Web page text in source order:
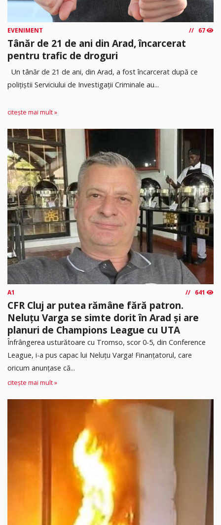
EVENIMENT 67
Tânăr de 21 de ani din Arad, încarcerat
pentru trafic de droguri
Un tânăr de 21 de ani, din Arad, a fost încarcerat după ce
polițiștii Serviciului de Investigații Criminale au...
citește mai mult »
A1 641
CFR Cluj ar putea rămâne fără patron.
Neluțu Varga se simte dorit în Arad și are
planuri de Champions League cu UTA
Înfrângerea usturătoare cu Tromso, scor 0-5, din Conference
League, i-a pus capac lui Neluțu Varga! Finanțatorul, care
oricum anunțase că...
citește mai mult »